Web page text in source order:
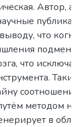
Автор,
что
что
методом
в